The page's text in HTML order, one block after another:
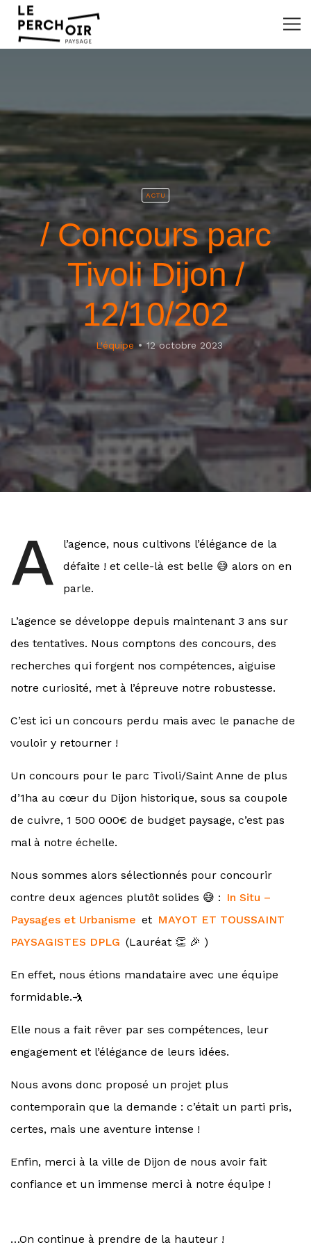
ACTU
/ Concours parc
Tivoli Dijon /
12/10/202
L'équipe 12 octobre 2023
A
l’agence, nous cultivons l’élégance de la
défaite ! et celle-là est belle 😅 alors on en
parle.
L’agence se développe depuis maintenant 3 ans sur
des tentatives. Nous comptons des concours, des
recherches qui forgent nos compétences, aiguise
notre curiosité, met à l’épreuve notre robustesse.
C’est ici un concours perdu mais avec le panache de
vouloir y retourner !
Un concours pour le parc Tivoli/Saint Anne de plus
d’1ha au cœur du Dijon historique, sous sa coupole
de cuivre, 1 500 000€ de budget paysage, c’est pas
mal à notre échelle.
Nous sommes alors sélectionnés pour concourir
contre deux agences plutôt solides 😅 : In Situ –
Paysages et Urbanisme et MAYOT ET TOUSSAINT
PAYSAGISTES DPLG (Lauréat 👏 🎉 )
En effet, nous étions mandataire avec une équipe
formidable.🤺
Elle nous a fait rêver par ses compétences, leur
engagement et l’élégance de leurs idées.
Nous avons donc proposé un projet plus
contemporain que la demande : c’était un parti pris,
certes, mais une aventure intense !
Enfin, merci à la ville de Dijon de nous avoir fait
confiance et un immense merci à notre équipe !
…On continue à prendre de la hauteur !